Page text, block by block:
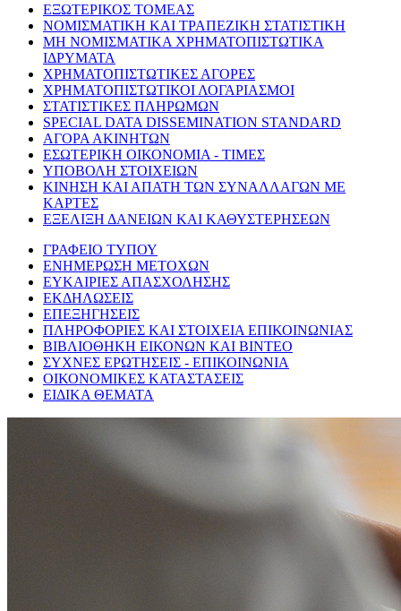
ΕΞΩΤΕΡΙΚΟΣ ΤΟΜΕΑΣ
ΝΟΜΙΣΜΑΤΙΚΗ ΚΑΙ ΤΡΑΠΕΖΙΚΗ ΣΤΑΤΙΣΤΙΚΗ
ΜΗ ΝΟΜΙΣΜΑΤΙΚΑ ΧΡΗΜΑΤΟΠΙΣΤΩΤΙΚΑ
ΙΔΡΥΜΑΤΑ
ΧΡΗΜΑΤΟΠΙΣΤΩΤΙΚΕΣ ΑΓΟΡΕΣ
ΧΡΗΜΑΤΟΠΙΣΤΩΤΙΚΟΙ ΛΟΓΑΡΙΑΣΜΟΙ
ΣΤΑΤΙΣΤΙΚΕΣ ΠΛΗΡΩΜΩΝ
SPECIAL DATA DISSEMINATION STANDARD
ΑΓΟΡΑ ΑΚΙΝΗΤΩΝ
ΕΣΩΤΕΡΙΚΗ ΟΙΚΟΝΟΜΙΑ - ΤΙΜΕΣ
ΥΠΟΒΟΛΗ ΣΤΟΙΧΕΙΩΝ
ΚΙΝΗΣΗ ΚΑΙ ΑΠΑΤΗ ΤΩΝ ΣΥΝΑΛΛΑΓΩΝ ΜΕ
ΚΑΡΤΕΣ
ΕΞΕΛΙΞΗ ΔΑΝΕΙΩΝ ΚΑΙ ΚΑΘΥΣΤΕΡΗΣΕΩΝ
ΓΡΑΦΕΙΟ ΤΥΠΟΥ
ΕΝΗΜΕΡΩΣΗ ΜΕΤΟΧΩΝ
ΕΥΚΑΙΡΙΕΣ ΑΠΑΣΧΟΛΗΣΗΣ
ΕΚΔΗΛΩΣΕΙΣ
ΕΠΕΞΗΓΗΣΕΙΣ
ΠΛΗΡΟΦΟΡΙΕΣ ΚΑΙ ΣΤΟΙΧΕΙΑ ΕΠΙΚΟΙΝΩΝΙΑΣ
ΒΙΒΛΙΟΘΗΚΗ ΕΙΚΟΝΩΝ ΚΑΙ ΒΙΝΤΕΟ
ΣΥΧΝΕΣ ΕΡΩΤΗΣΕΙΣ - ΕΠΙΚΟΙΝΩΝΙΑ
ΟΙΚΟΝΟΜΙΚΕΣ ΚΑΤΑΣΤΑΣΕΙΣ
ΕΙΔΙΚΑ ΘΕΜΑΤΑ